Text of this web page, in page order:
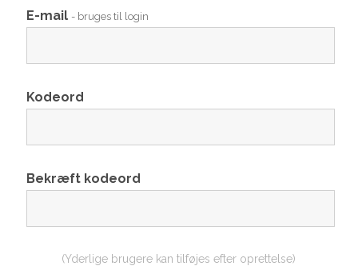
E-mail - bruges til login
Kodeord
Bekræft kodeord
(Yderlige brugere kan tilføjes efter oprettelse)